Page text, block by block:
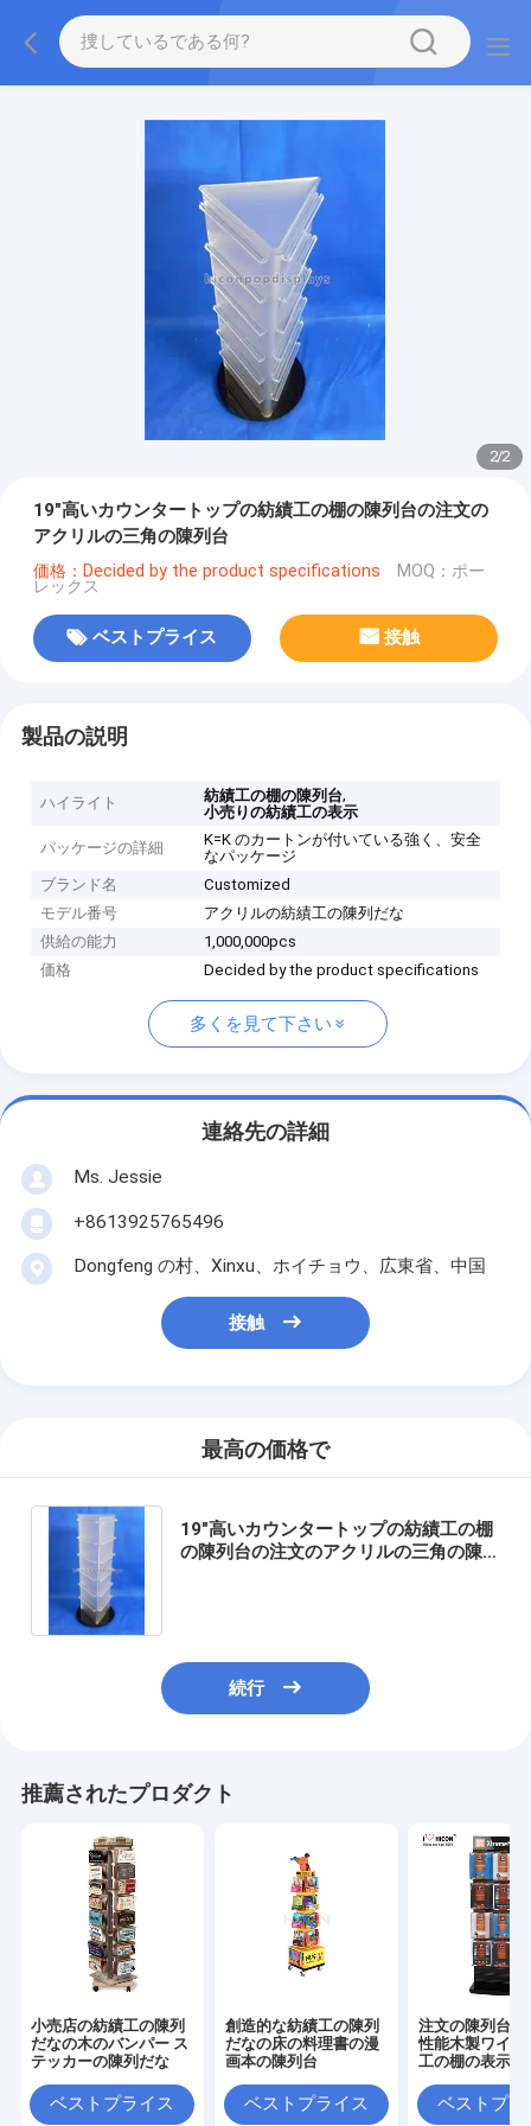
2/2
19"高いカウンタートップの紡績工の棚の陳列台の注文の
アクリルの三角の陳列台
価格：Decided by the product specifications MOQ：ポー
レックス
ベストプライス 接触
製品の説明
ハイライト 紡績工の棚の陳列台,
小売りの紡績工の表示
パッケージの詳細
K=K のカートンが付いている強く、安全
なパッケージ
ブランド名
Customized
モデル番号
アクリルの紡績工の陳列だな
供給の能力
1,000,000pcs
価格
Decided by the product specifications
多くを見て下さい
連絡先の詳細
Ms. Jessie
+8613925765496
Dongfeng の村、Xinxu、ホイチョウ、広東省、中国
接触
最高の価格で
19"高いカウンタートップの紡績工の棚
の陳列台の注文のアクリルの三角の陳
続行
推薦されたプロダクト
小売店の紡績工の陳列
だなの木のバンパー ス
テッカーの陳列だな
ベストプライス
創造的な紡績工の陳列
だなの床の料理書の漫
画本の陳列台
ベストプライス
注文の陳列台あ
性能木製ワイヤ
工の棚の表示に
ベストプラ